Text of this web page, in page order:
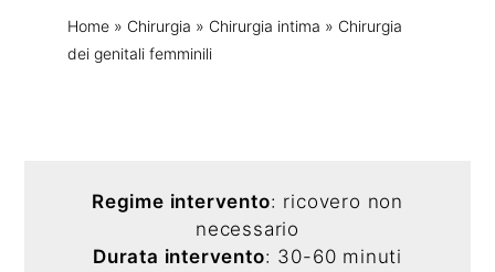
Home» Chirurgia » Chirurgia intima » Chirurgia
dei genitali femminili
Regime intervento: ricovero non
necessario
Durata intervento: 30-60 minuti